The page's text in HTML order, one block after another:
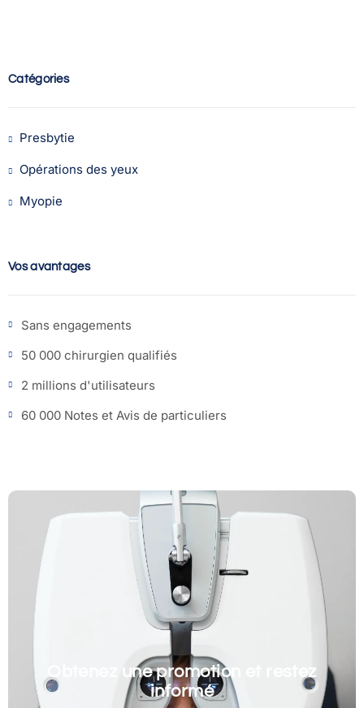
Catégories
Presbytie
Opérations des yeux
Myopie
Vos avantages
Sans engagements
50 000 chirurgien qualifiés
2 millions d'utilisateurs
60 000 Notes et Avis de particuliers
Obtenez une promotion et restez
informé